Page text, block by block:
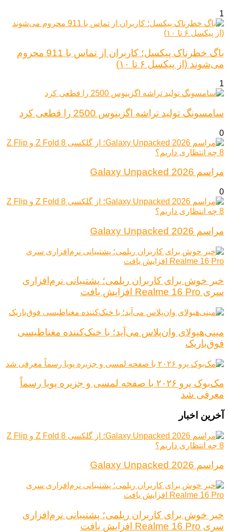
1
باگ خطرناک پیکسل؛ کاربران از تماس با 911 محروم
می‌شوند (از پیکسل ۶ تا ۱۰)
1
سامسونگ تولید تراشه اگزینوس 2500 را قطعی کرد
0
مراسم Galaxy Unpacked 2026
0
مراسم Galaxy Unpacked 2026
خبر خوش برای کاربران ریلمی؛ پشتیبانی نرم‌افزاری
سری Realme 16 Pro افزایش یافت
مینی‌هیولای وان‌پلاس می‌آید؛ با خنک‌کننده مغناطیسی
فوق‌باریک
مک‌بوک پرو ۲۰۲۶ با صفحه لمسی و جزیره پویا رسماً
معرفی شد
آخرین اخبار
مراسم Galaxy Unpacked 2026
خبر خوش برای کاربران ریلمی؛ پشتیبانی نرم‌افزاری
سری Realme 16 Pro افزایش یافت